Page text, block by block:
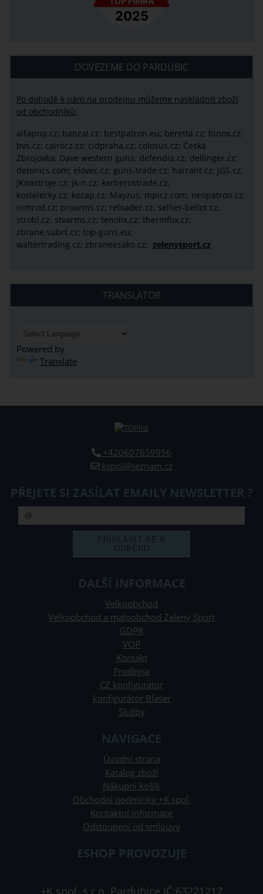
DOVEZEME DO PARDUBIC
Po dohodě k nám na prodejnu můžeme naskladnit zboží
od obchodníků:
alfaproj.cz; banzai.cz; bestpatron.eu; beretta.cz; binox.cz;
bvs.cz; cairocz.cz; cidpraha.cz; colosus.cz; Česká
Zbrojovka; Dave western guns; defendia.cz; dellinger.cz;
detonics.com; elovec.cz; guns-trade.cz; harrant.cz; JGS.cz;
JKnastroje.cz; jk-n.cz; kerberostrade.cz;
kostelecky.cz; kozap.cz; Mayzus; mpicz.com; neopatron.cz;
nimrod.cz; proarms.cz; reloader.cz; sellier-bellot.cz;
strobl.cz; stvarms.cz; tenolix.cz; thermfox.cz;
zbrane.subrt.cz; top-guns.eu;
waltertrading.cz; zbraneesako.cz; zelenysport.cz
TRANSLATOR
Powered by
Translate
+420607659956
kspol@seznam.cz
PŘEJETE SI ZASÍLAT EMAILY NEWSLETTER ?
DALŠÍ INFORMACE
Velkoobchod
Velkoobchod a maloobchod Zelený Sport
GDPR
VOP
Kontakt
Prodejna
CZ konfigurator
konfigurátor Blaser
Služby
NAVIGACE
Úvodní strana
Katalog zboží
Nákupní košík
Obchodní podmínky +K spol.
Kontaktní informace
Odstoupení od smlouvy
ESHOP PROVOZUJE
+K spol. s.r.o. Pardubice IČ:63221217